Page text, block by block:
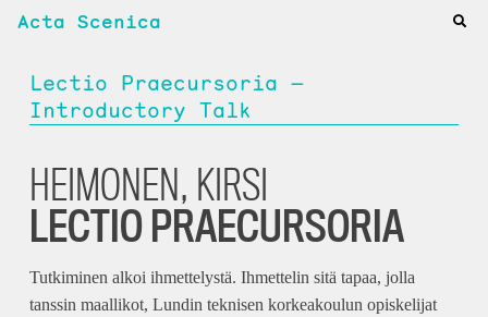
Acta Scenica
Lectio Praecursoria —
Introductory Talk
HEIMONEN, KIRSI
LECTIO PRAECURSORIA
Tutkiminen alkoi ihmettelystä. Ihmettelin sitä tapaa, jolla
tanssin maallikot, Lundin teknisen korkeakoulun opiskelijat